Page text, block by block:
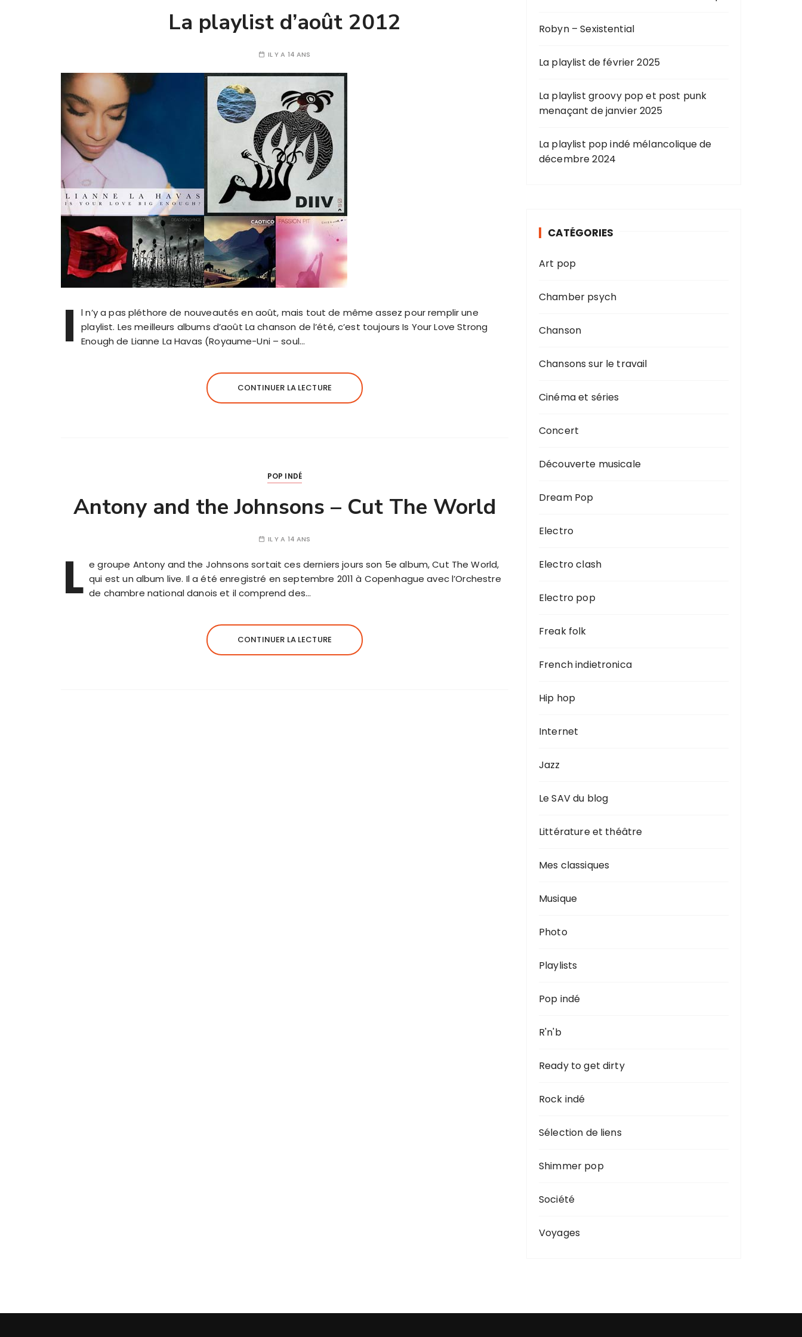
La playlist d’août 2012
IL Y A 14 ANS
I
l n’y a pas pléthore de nouveautés en août, mais tout de même assez pour remplir une
playlist. Les meilleurs albums d’août La chanson de l’été, c’est toujours Is Your Love Strong
Enough de Lianne La Havas (Royaume-Uni – soul…
CONTINUER LA LECTURE
POP INDÉ
Antony and the Johnsons – Cut The World
IL Y A 14 ANS
L e groupe Antony and the Johnsons sortait ces derniers jours son 5e album, Cut The World,
qui est un album live. Il a été enregistré en septembre 2011 à Copenhague avec l’Orchestre
de chambre national danois et il comprend des…
CONTINUER LA LECTURE
Robyn – Sexistential
La playlist de février 2025
La playlist groovy pop et post punk
menaçant de janvier 2025
La playlist pop indé mélancolique de
décembre 2024
CATÉGORIES
Art pop
Chamber psych
Chanson
Chansons sur le travail
Cinéma et séries
Concert
Découverte musicale
Dream Pop
Electro
Electro clash
Electro pop
Freak folk
French indietronica
Hip hop
Internet
Jazz
Le SAV du blog
Littérature et théâtre
Mes classiques
Musique
Photo
Playlists
Pop indé
R'n'b
Ready to get dirty
Rock indé
Sélection de liens
Shimmer pop
Société
Voyages